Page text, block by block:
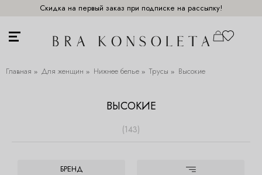
Скидка на первый заказ при подписке на рассылку!
Главная Для женщин Нижнее белье Трусы Высокие
ВЫСОКИЕ
(143)
БРЕНД